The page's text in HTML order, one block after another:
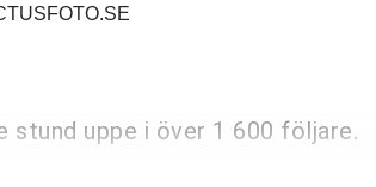
stund uppe i över 1 600 följare.